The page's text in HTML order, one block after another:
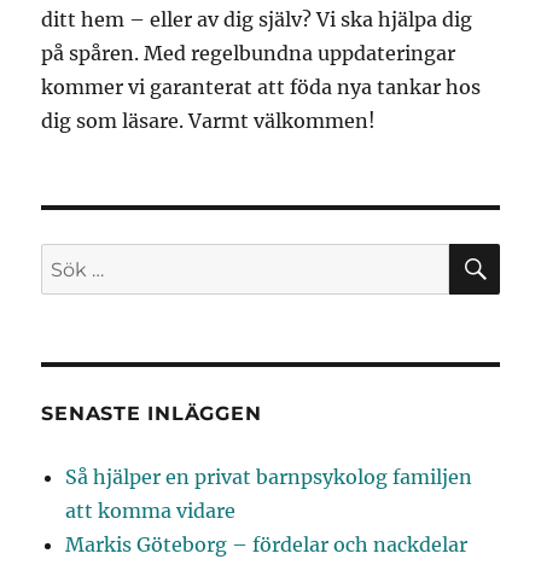
ditt hem – eller av dig själv? Vi ska hjälpa dig
på spåren. Med regelbundna uppdateringar
kommer vi garanterat att föda nya tankar hos
dig som läsare. Varmt välkommen!
Sök
efter:
SENASTE INLÄGGEN
Så hjälper en privat barnpsykolog familjen
att komma vidare
Markis Göteborg – fördelar och nackdelar